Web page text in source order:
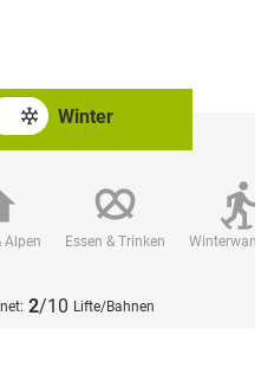
Winter
Alpen Essen & Trinken
2/10 Lifte/Bahnen